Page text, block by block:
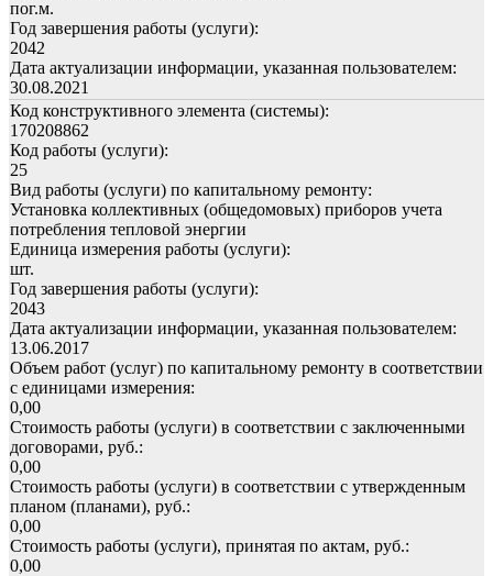
пог.м.
Год завершения работы (услуги):
2042
Дата актуализации информации, указанная пользователем:
30.08.2021
Код конструктивного элемента (системы):
170208862
Код работы (услуги):
25
Вид работы (услуги) по капитальному ремонту:
Установка коллективных (общедомовых) приборов учета
потребления тепловой энергии
Единица измерения работы (услуги):
шт.
Год завершения работы (услуги):
2043
Дата актуализации информации, указанная пользователем:
13.06.2017
Объем работ (услуг) по капитальному ремонту в соответствии
с единицами измерения:
0,00
Стоимость работы (услуги) в соответствии с заключенными
договорами, руб.:
0,00
Стоимость работы (услуги) в соответствии с утвержденным
планом (планами), руб.:
0,00
Стоимость работы (услуги), принятая по актам, руб.:
0,00